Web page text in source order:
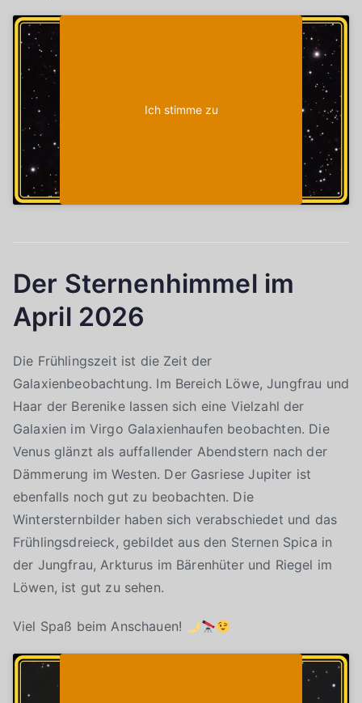
Ich stimme zu
Der Sternenhimmel im
April 2026
Die Frühlingszeit ist die Zeit der
Galaxienbeobachtung. Im Bereich Löwe, Jungfrau und
Haar der Berenike lassen sich eine Vielzahl der
Galaxien im Virgo Galaxienhaufen beobachten. Die
Venus glänzt als auffallender Abendstern nach der
Dämmerung im Westen. Der Gasriese Jupiter ist
ebenfalls noch gut zu beobachten. Die
Wintersternbilder haben sich verabschiedet und das
Frühlingsdreieck, gebildet aus den Sternen Spica in
der Jungfrau, Arkturus im Bärenhüter und Riegel im
Löwen, ist gut zu sehen.
Viel Spaß beim Anschauen!